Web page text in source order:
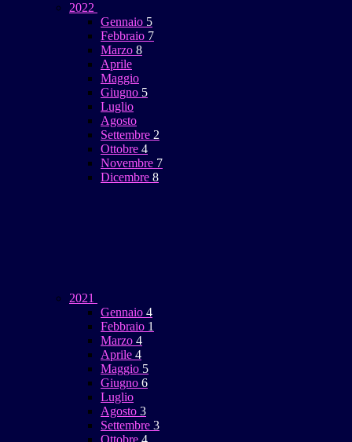
2022
Gennaio 5
Febbraio 7
Marzo 8
Aprile
Maggio
Giugno 5
Luglio
Agosto
Settembre 2
Ottobre 4
Novembre 7
Dicembre 8
2021
Gennaio 4
Febbraio 1
Marzo 4
Aprile 4
Maggio 5
Giugno 6
Luglio
Agosto 3
Settembre 3